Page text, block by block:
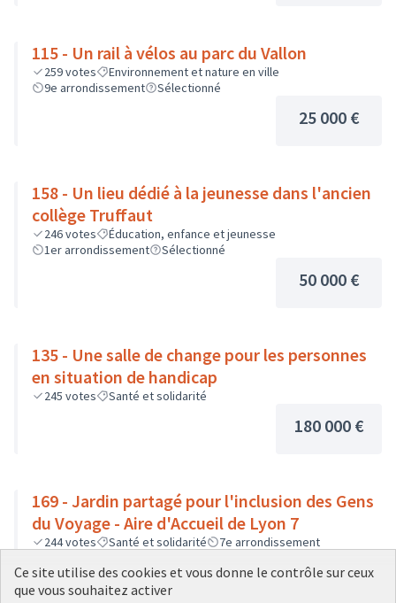
115 - Un rail à vélos au parc du Vallon
259votes
Environnement et nature en ville
9e arrondissement
Sélectionné
25 000 €
158 - Un lieu dédié à la jeunesse dans l'ancien
collège Truffaut
246votes
Éducation, enfance et jeunesse
1er arrondissement
Sélectionné
50 000 €
135 - Une salle de change pour les personnes
en situation de handicap
245 votes Santé et solidarité
180 000 €
169 - Jardin partagé pour l'inclusion des Gens
du Voyage - Aire d'Accueil de Lyon 7
244votes Santé et solidarité
7e arrondissement
Ce site utilise des cookies et vous donne le contrôle sur ceux
que vous souhaitez activer